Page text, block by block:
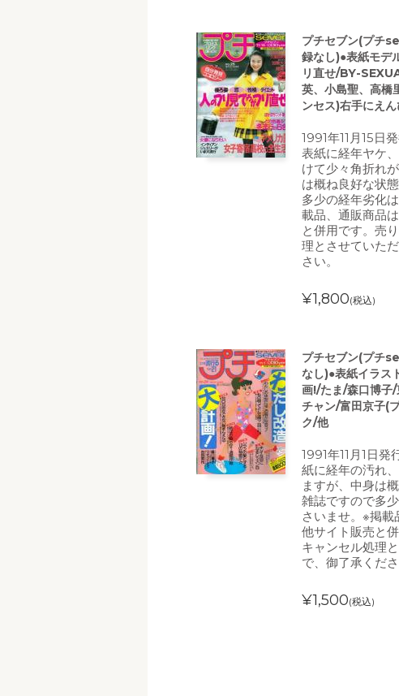
プチセブン(プチ
録なし)●表紙モデ
リ直せ/BY-
英、小島聖、高橋
ンセス)右手にえ
1991年11月15日
表紙に経年ヤケ
けて少々角折れ
は概ね良好な状
多少の経年劣化
載品、通販商品
と併用です。売
理とさせていた
さい。
¥1,800(税込)
プチセブン(プチ
なし)●表紙イラス
画!/たま/森口博子
チャン/富田京子(
ク/他
1991年11月1日
紙に経年の汚れ
ますが、中身は
雑誌ですので多
さいませ。※掲載
他サイト販売と
キャンセル処理
で、御了承くださ
¥1,500(税込)